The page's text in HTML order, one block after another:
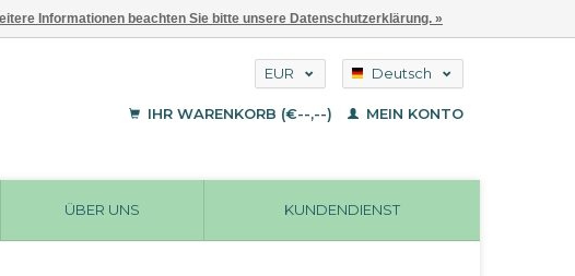
EUR
USD
Deutsch
Français
IHR WARENKORB (€--,--) MEIN KONTO
ÜBER UNS KUNDENDIENST
Informationen beachten Sie bitte unsere Datenschutzerklärung. »